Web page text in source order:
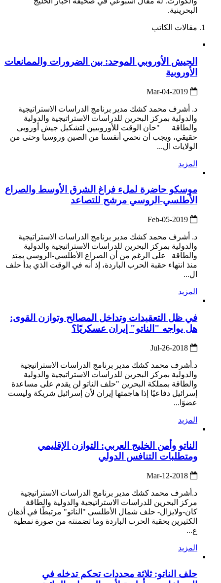
البحرينية.
مقالات الكاتب
الجيش الأوروبي الموحد: بين الضرورات والممانعات
الأوروبية
د. أشرف محمد كشك مدير برنامج الدراسات الاستراتيجية
والدولية بمركز البحرين للدراسات الاستراتيجية والدولية
والطاقة "حان الوقت للأوروبيين لتشكيل جيش أوروبي
حقيقي، ويجب أن نحمي أنفسنا من الصين وروسيا وحتى من
الولايات ال...
المزيد
موسكو حاضرة لملء فراغ الشرق الأوسط والصراع
الأطلسي-الروسي مرشح للتصاعد
د. أشرف محمد كشك مدير برنامج الدراسات الاستراتيجية
والدولية بمركز البحرين للدراسات الاستراتيجية والدولية
والطاقة على الرغم من أن الصراع الأطلسي-الروسي يمتد
منذ انتهاء حقبة الحرب الباردة، إذ أنه في الوقت الذي بدأ حلف
ال...
المزيد
في ظل التعقيدات وتداخل المصالح وتوازن القوى:
هل يواجه "الناتو" إيران عسكريًا؟
د.أشرف محمد كشك مدير برنامج الدراسات الاستراتيجية
والدولية بمركز البحرين للدراسات الاستراتيجية والدولية
والطاقة بمملكة البحرين "حلف الناتو لن يقدم على مساعدة
إسرائيل دفاعيًا إذا هاجمتها إيران لأن إسرائيل شريكة وليست
عضوًا...
المزيد
الناتو وأمن الخليج العربي: التوازن الإقليمي
ومتطلبات التنافس الدولي
د.أشرف محمد كشك مدير برنامج الدراسات الاستراتيجية
مركز البحرين للدراسات الاستراتيجية والدولية والطاقة
كان-ولايزال- حلف شمال الأطلسي "الناتو" مرتبطًا في أذهان
الكثيرين بحقبة الحرب الباردة وما تضمنته من صورة نمطية
ع...
المزيد
حلف الناتو: ثلاثة محددات تحكم تدخله في